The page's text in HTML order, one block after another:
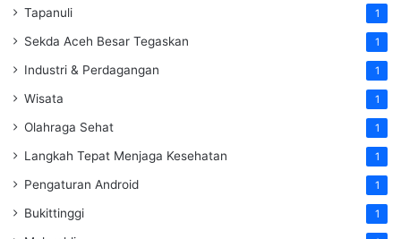
Tapanuli 1
Sekda Aceh Besar Tegaskan 1
Industri & Perdagangan 1
Wisata 1
Olahraga Sehat 1
Langkah Tepat Menjaga Kesehatan 1
Pengaturan Android 1
Bukittinggi 1